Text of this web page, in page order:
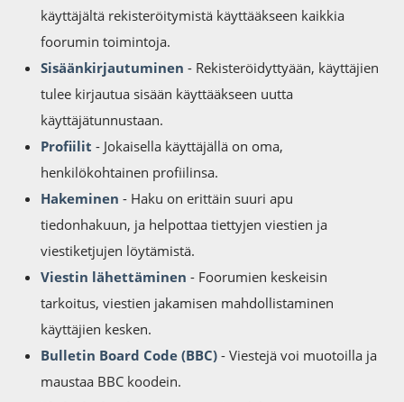
käyttäjältä rekisteröitymistä käyttääkseen kaikkia
foorumin toimintoja.
Sisäänkirjautuminen - Rekisteröidyttyään, käyttäjien
tulee kirjautua sisään käyttääkseen uutta
käyttäjätunnustaan.
Profiilit - Jokaisella käyttäjällä on oma,
henkilökohtainen profiilinsa.
Hakeminen - Haku on erittäin suuri apu
tiedonhakuun, ja helpottaa tiettyjen viestien ja
viestiketjujen löytämistä.
Viestin lähettäminen - Foorumien keskeisin
tarkoitus, viestien jakamisen mahdollistaminen
käyttäjien kesken.
Bulletin Board Code (BBC) - Viestejä voi muotoilla ja
maustaa BBC koodein.